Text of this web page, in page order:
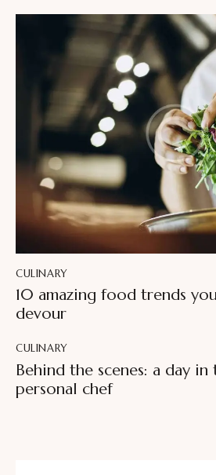
CULINARY
10 amazing food trends
devour
CULINARY
Behind the scenes: a day
personal chef